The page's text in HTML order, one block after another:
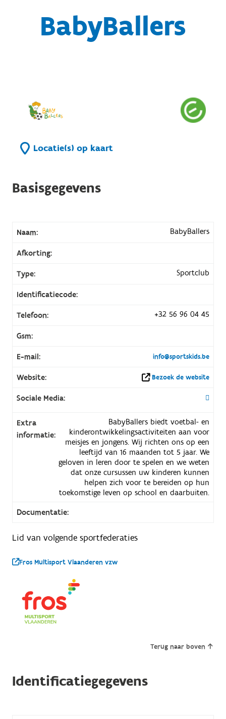
BabyBallers
Locatie(s) op kaart
Basisgegevens
Naam: BabyBallers
Afkorting:
Type: Sportclub
Identificatiecode:
Telefoon: +32 56 96 04 45
Gsm:
E-mail: info@sportskids.be
Website: Bezoek de website
Sociale Media:
Extra
informatie:
BabyBallers biedt voetbal- en
kinderontwikkelingsactiviteiten aan voor
meisjes en jongens. Wij richten ons op een
leeftijd van 16 maanden tot 5 jaar. We
geloven in leren door te spelen en we weten
dat onze cursussen uw kinderen kunnen
helpen zich voor te bereiden op hun
toekomstige leven op school en daarbuiten.
Documentatie:
Lid van volgende sportfederaties
Fros Multisport Vlaanderen vzw
Terug naar boven
Identificatiegegevens